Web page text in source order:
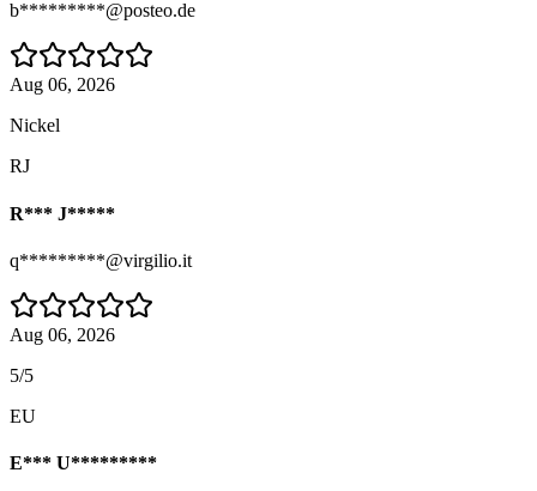
b*********@posteo.de
Aug 06, 2026
Nickel
RJ
R*** J*****
q*********@virgilio.it
Aug 06, 2026
5/5
EU
E*** U*********